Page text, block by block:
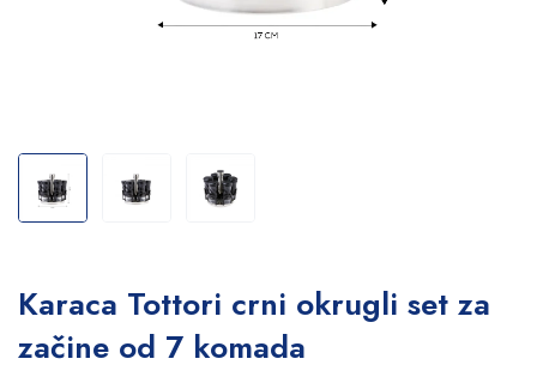
Karaca Tottori crni okrugli set za
začine od 7 komada